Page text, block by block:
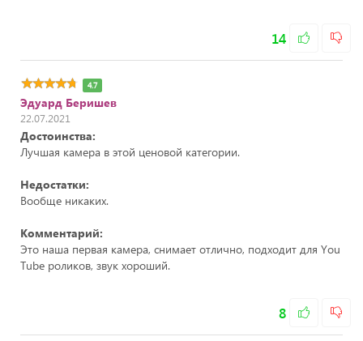
14
4.7
Эдуард Беришев
22.07.2021
Достоинства:
Лучшая камера в этой ценовой категории.
Недостатки:
Вообще никаких.
Комментарий:
Это наша первая камера, снимает отлично, подходит для You
Tube роликов, звук хороший.
8